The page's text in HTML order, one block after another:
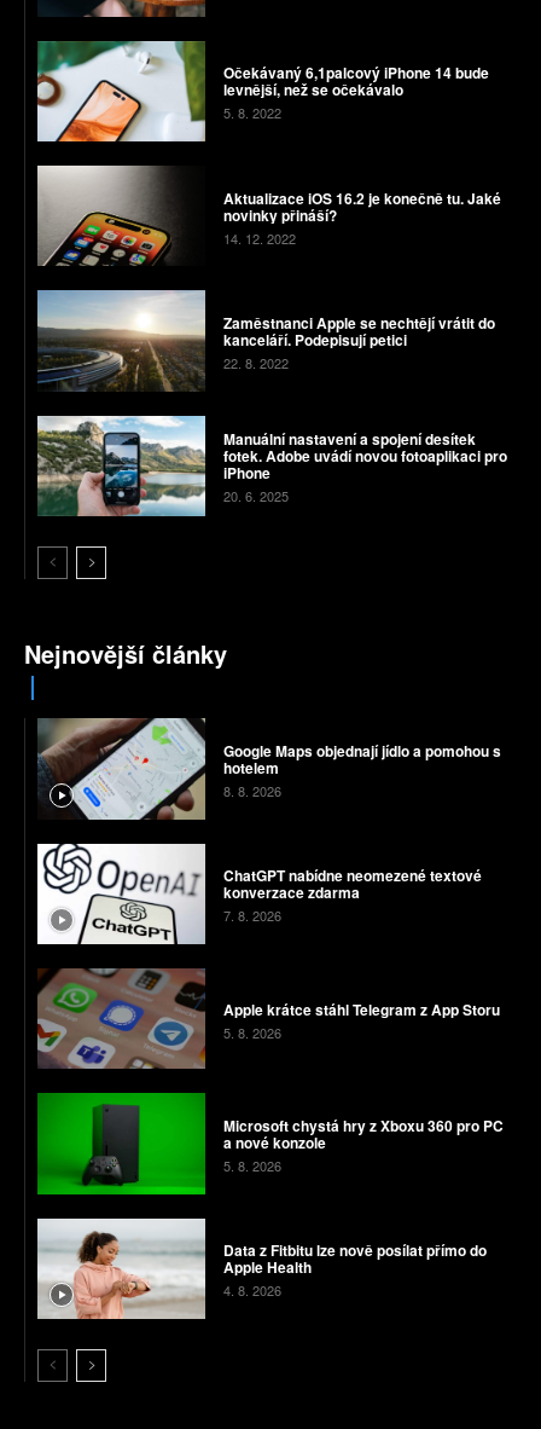
Očekávaný 6,1palcový iPhone 14 bude
levnější, než se očekávalo
5. 8. 2022
Aktualizace iOS 16.2 je konečně tu. Jaké
novinky přináší?
14. 12. 2022
Zaměstnanci Apple se nechtějí vrátit do
kanceláří. Podepisují petici
22. 8. 2022
Manuální nastavení a spojení desítek
fotek. Adobe uvádí novou fotoaplikaci pro
iPhone
20. 6. 2025
Nejnovější články
Google Maps objednají jídlo a pomohou s
hotelem
8. 8. 2026
ChatGPT nabídne neomezené textové
konverzace zdarma
7. 8. 2026
Apple krátce stáhl Telegram z App Storu
5. 8. 2026
Microsoft chystá hry z Xboxu 360 pro PC
a nové konzole
5. 8. 2026
Data z Fitbitu lze nově posílat přímo do
Apple Health
4. 8. 2026